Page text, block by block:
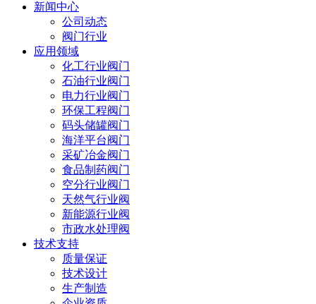
新闻中心
公司动态
阀门行业
应用领域
化工行业阀门
石油行业阀门
电力行业阀门
环保工程阀门
码头储罐阀门
海洋平台阀门
采矿冶金阀门
食品制药阀门
空分行业阀门
天然气行业阀
新能源行业阀
市政水处理阀
技术支持
质量保证
技术设计
生产制造